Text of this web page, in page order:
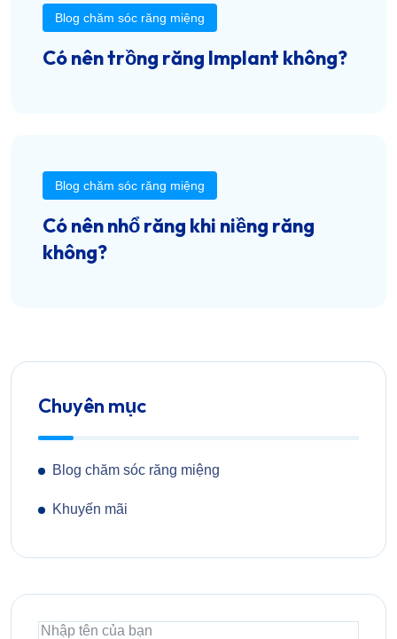
Blog chăm sóc răng miệng
Có nên trồng răng Implant không?
Blog chăm sóc răng miệng
Có nên nhổ răng khi niềng răng
không?
Chuyên mục
Blog chăm sóc răng miệng
Khuyến mãi